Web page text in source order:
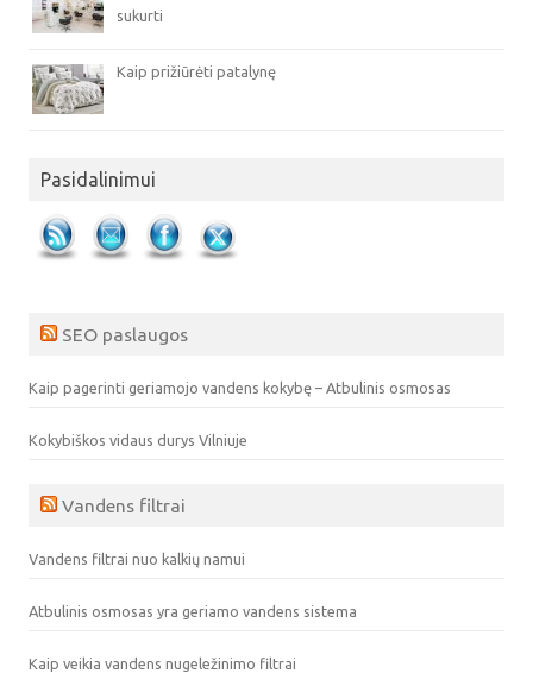
sukurti
Kaip prižiūrėti patalynę
Pasidalinimui
SEO paslaugos
Kaip pagerinti geriamojo vandens kokybę – Atbulinis osmosas
Kokybiškos vidaus durys Vilniuje
Vandens filtrai
Vandens filtrai nuo kalkių namui
Atbulinis osmosas yra geriamo vandens sistema
Kaip veikia vandens nugeležinimo filtrai